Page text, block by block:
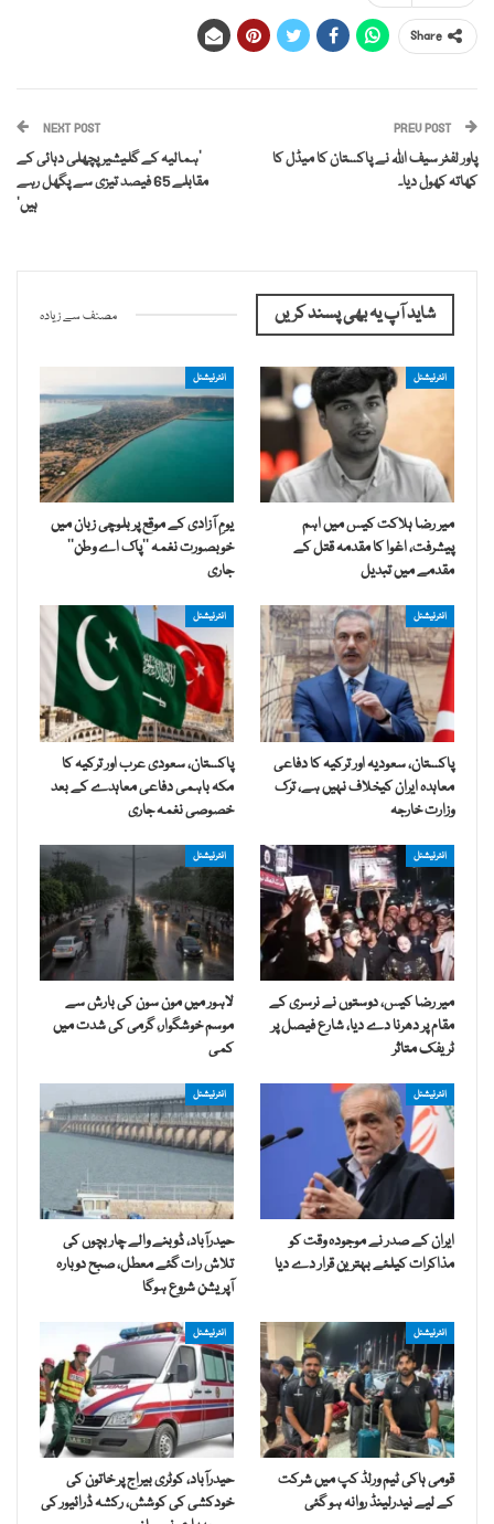
Share
PREV POST
پاور لفٹر سیف اللہ نے پاکستان کا میڈل کا
کھاتہ کھول دیا۔
NEXT POST
‘ہمالیہ کے گلیشیر پچھلی دہائی کے
مقابلے 65 فیصد تیزی سے پگھل رہے
ہیں’
شاید آپ یہ بھی پسند کریں مصنف سے زیادہ
انٹرنیشنل
میر رضا ہلاکت کیس میں اہم
پیشرفت، اغوا کا مقدمہ قتل کے
مقدمے میں تبدیل
انٹرنیشنل
یومِ آزادی کے موقع پر بلوچی زبان میں
خوبصورت نغمہ ’’پاک اے وطن‘‘
جاری
انٹرنیشنل
پاکستان، سعودیہ اور ترکیہ کا دفاعی
معاہدہ ایران کیخلاف نہیں ہے، ترک
وزارت خارجہ
انٹرنیشنل
پاکستان، سعودی عرب اور ترکیہ کا
مکہ باہمی دفاعی معاہدے کے بعد
خصوصی نغمہ جاری
انٹرنیشنل
میر رضا کیس، دوستوں نے نرسری کے
مقام پر دھرنا دے دیا، شارع فیصل پر
ٹریفک متاثر
انٹرنیشنل
لاہور میں مون سون کی بارش سے
موسم خوشگوار، گرمی کی شدت میں
کمی
انٹرنیشنل
ایران کے صدر نے موجودہ وقت کو
مذاکرات کیلئے بہترین قرار دے دیا
انٹرنیشنل
حیدرآباد، ڈوبنے والے چار بچوں کی
تلاش رات گئے معطل، صبح دوبارہ
آپریشن شروع ہوگا
انٹرنیشنل
قومی ہاکی ٹیم ورلڈ کپ میں شرکت
کے لیے نیدرلینڈ روانہ ہو گئی
انٹرنیشنل
حیدرآباد، کوٹری بیراج پر خاتون کی
خودکشی کی کوشش، رکشہ ڈرائیور کی